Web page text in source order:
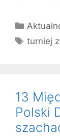
Tagi
turniej
13
Polski